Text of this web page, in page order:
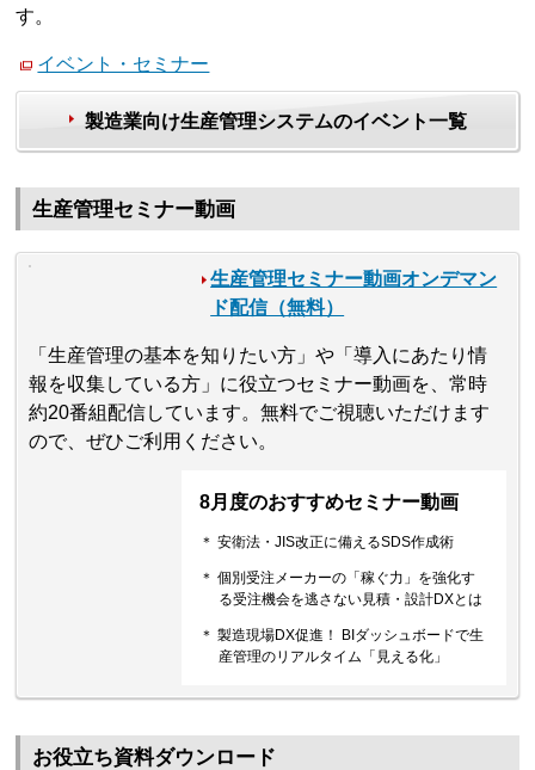
す。
イベント・セミナー
製造業向け生産管理システムのイベント一覧
生産管理セミナー動画
生産管理セミナー動画オンデマン
ド配信（無料）
「生産管理の基本を知りたい方」や「導入にあたり情
報を収集している方」に役立つセミナー動画を、常時
約20番組配信しています。無料でご視聴いただけます
ので、ぜひご利用ください。
8月度のおすすめセミナー動画
＊ 安衛法・JIS改正に備えるSDS作成術
＊ 個別受注メーカーの「稼ぐ力」を強化す
る受注機会を逃さない見積・設計DXとは
＊ 製造現場DX促進！ BIダッシュボードで生
産管理のリアルタイム「見える化」
お役立ち資料ダウンロード